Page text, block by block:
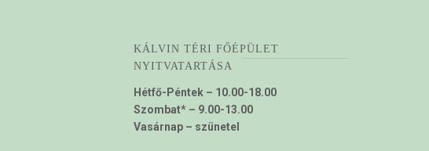
KÁLVIN TÉRI FŐÉPÜLET
NYITVATARTÁSA
Hétfő-Péntek – 10.00-18.00
Szombat* – 9.00-13.00
Vasárnap – szünetel